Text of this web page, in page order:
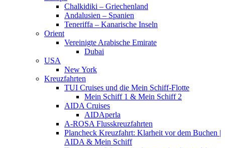
Chalkidiki – Griechenland
Andalusien – Spanien
Teneriffa – Kanarische Inseln
Orient
Vereinigte Arabische Emirate
Dubai
USA
New York
Kreuzfahrten
TUI Cruises und die Mein Schiff-Flotte
Mein Schiff 1 & Mein Schiff 2
AIDA Cruises
AIDAperla
A-ROSA Flusskreuzfahrten
Plancheck Kreuzfahrt: Klarheit vor dem Buchen |
AIDA & Mein Schiff